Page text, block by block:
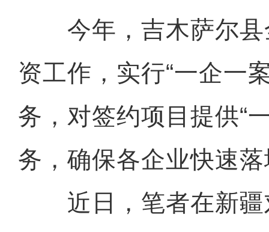
今年，吉木萨尔县
资工作，实行“一企一
务，对签约项目提供“
务，确保各企业快速
近日，笔者在新疆